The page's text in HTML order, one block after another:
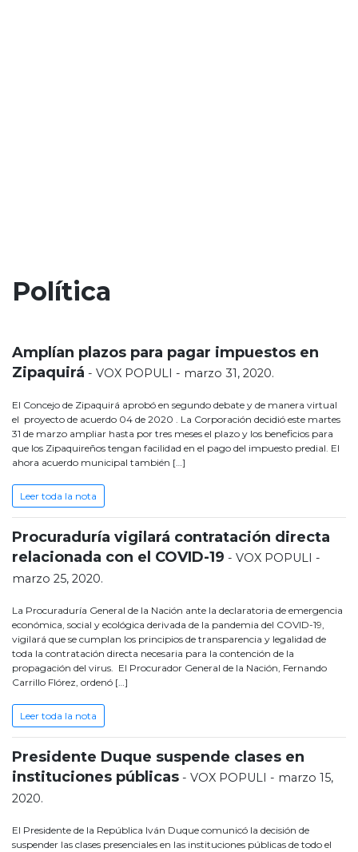
Política
Amplían plazos para pagar impuestos en
Zipaquirá - VOX POPULI - marzo 31, 2020.
El Concejo de Zipaquirá aprobó en segundo debate y de manera virtual
el proyecto de acuerdo 04 de 2020 . La Corporación decidió este martes
31 de marzo ampliar hasta por tres meses el plazo y los beneficios para
que los Zipaquireños tengan facilidad en el pago del impuesto predial. El
ahora acuerdo municipal también […]
Leer toda la nota
Procuraduría vigilará contratación directa
relacionada con el COVID-19 - VOX POPULI -
marzo 25, 2020.
La Procuraduría General de la Nación ante la declaratoria de emergencia
económica, social y ecológica derivada de la pandemia del COVID-19,
vigilará que se cumplan los principios de transparencia y legalidad de
toda la contratación directa necesaria para la contención de la
propagación del virus. El Procurador General de la Nación, Fernando
Carrillo Flórez, ordenó […]
Leer toda la nota
Presidente Duque suspende clases en
instituciones públicas - VOX POPULI - marzo 15,
2020.
El Presidente de la República Iván Duque comunicó la decisión de
suspender las clases presenciales en las instituciones públicas de todo el